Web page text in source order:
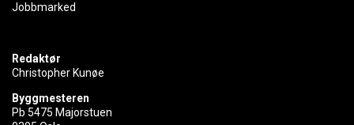
Jobbmarked
Redaktør
Christopher Kunøe
Byggmesteren
Pb 5475 Majorstuen